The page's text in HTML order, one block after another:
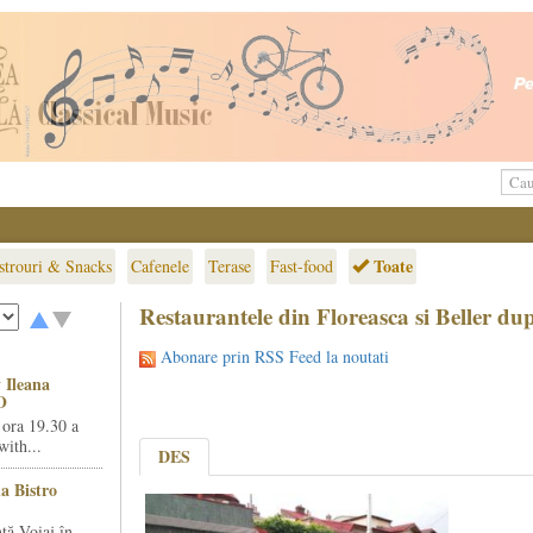
& Snacks Cafenele Terase Fast-food Toate
19.30 a
Bistro
Restaurantele din Floreasca si Beller
Abonare prin RSS Feed la noutati
DES